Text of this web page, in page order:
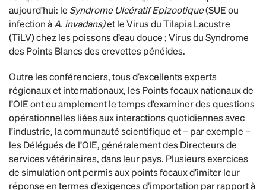
aujourd’hui: leSyndrome Ulcératif Epizootique(SUE ou
infection àA. invadans)et le Virus du Tilapia Lacustre
(TiLV) chez les poissons d’eau douce ; Virus du Syndrome
des Points Blancs des crevettes pénéides.
Outre les conférenciers, tous d’excellents experts
régionaux et internationaux, les Points focaux nationaux de
l’OIE ont eu amplement le temps d’examiner des questions
opérationnelles liées aux interactions quotidiennes avec
l’industrie, la communauté scientifique et – par exemple –
les Délégués de l’OIE, généralement des Directeurs de
services vétérinaires, dans leur pays. Plusieurs exercices
de simulation ont permis aux points focaux d’imiter leur
réponse en termes d’exigences d’importation par rapport à